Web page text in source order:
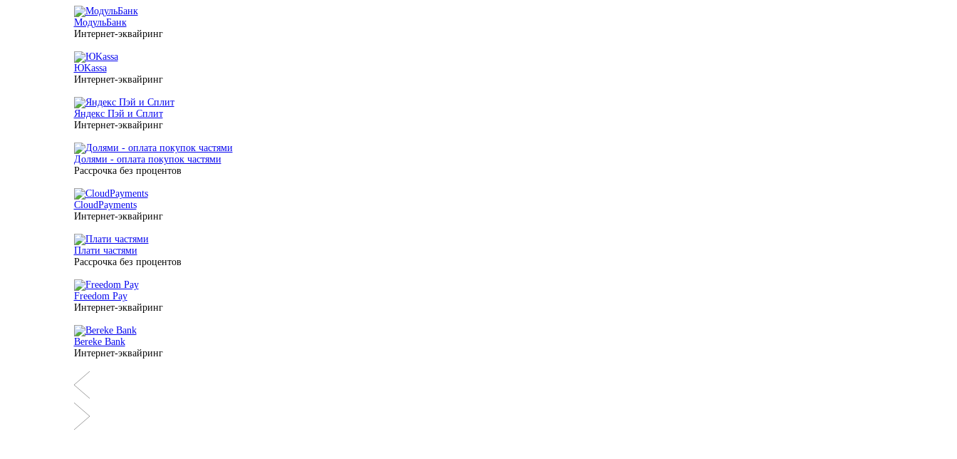
МодульБанк
Интернет-эквайринг
ЮKassa
Интернет-эквайринг
Яндекс Пэй и Сплит
Интернет-эквайринг
Долями - оплата покупок частями
Рассрочка без процентов
CloudPayments
Интернет-эквайринг
Плати частями
Рассрочка без процентов
Freedom Pay
Интернет-эквайринг
Bereke Bank
Интернет-эквайринг